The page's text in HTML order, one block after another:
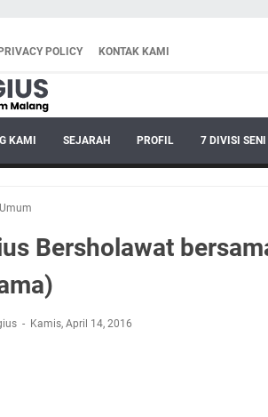
PRIVACY POLICY KONTAK KAMI
KAMI SEJARAH PROFIL 7 DIVISI
Umum
Bersholawat
Kamis, April 14, 2016